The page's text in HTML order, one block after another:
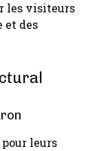
les visiteurs
et des
leurs